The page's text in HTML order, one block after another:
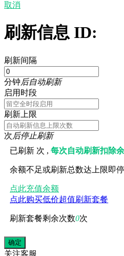
取消
刷新信息 ID:
刷新间隔
分钟后自动刷新
启用时段
刷新上限
次后停止刷新
已刷新 次 ,每次自动刷新扣除
余额不足或刷新总数达上限即
点此充值余额
点此购买低价超值刷新套餐
刷新套餐剩余次数0次
关注客服